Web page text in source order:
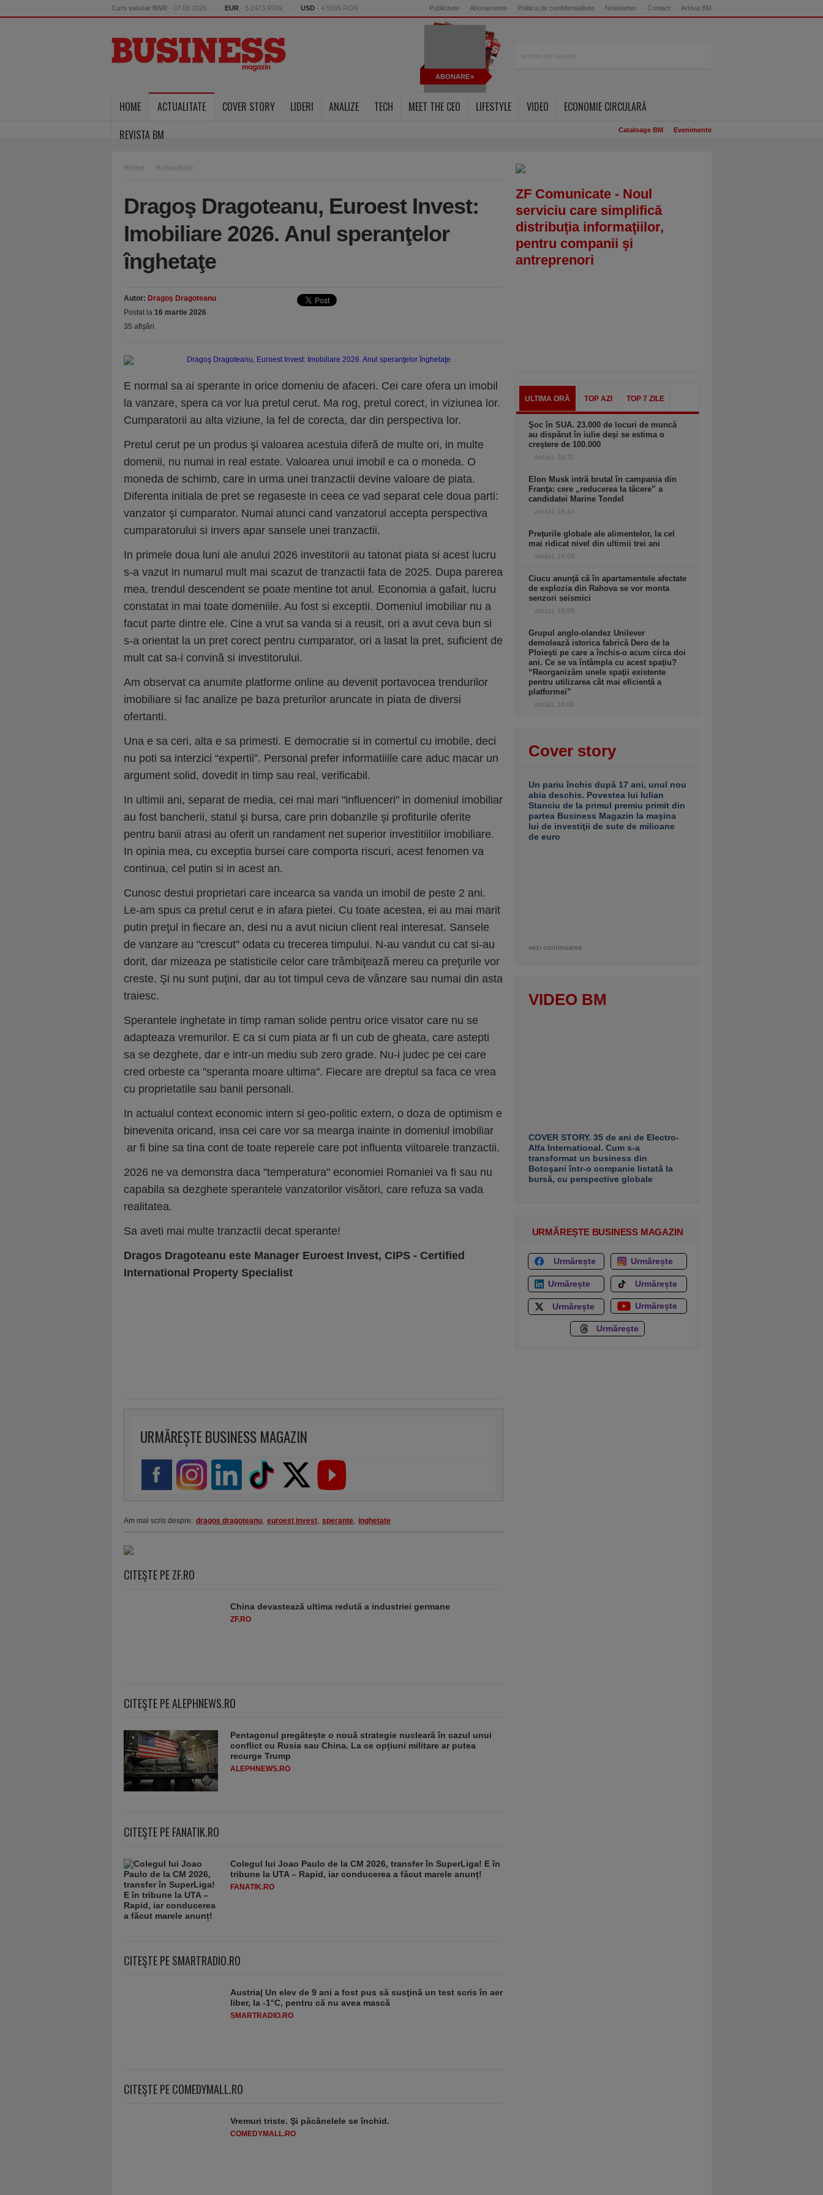
Curs valutar BNR - 07.08.2026 EUR - 5.2473 RON USD - 4.5595 RON Publicitate Abonamente Politica de confidentialitate Newsletter Contact Arhiva BM
ABONARE
HOME ACTUALITATE COVER STORY LIDERI ANALIZE TECH MEET THE CEO LIFESTYLE VIDEO
ECONOMIE CIRCULARĂ
REVISTA BM
Cataloage BM Evenimente
Home Actualitate
Dragoş Dragoteanu, Euroest Invest:
Imobiliare 2026. Anul speranţelor
înghetaţe
Autor: Dragoş Dragoteanu
Postat la 16 martie 2026
35 afişări
E normal sa ai sperante in orice domeniu de afaceri. Cei care ofera un imobil
la vanzare, spera ca vor lua pretul cerut. Ma rog, pretul corect, in viziunea lor.
Cumparatorii au alta viziune, la fel de corecta, dar din perspectiva lor.
Pretul cerut pe un produs şi valoarea acestuia diferă de multe ori, in multe
domenii, nu numai in real estate. Valoarea unui imobil e ca o moneda. O
moneda de schimb, care in urma unei tranzactii devine valoare de piata.
Diferenta initiala de pret se regaseste in ceea ce vad separat cele doua parti:
vanzator şi cumparator. Numai atunci cand vanzatorul accepta perspectiva
cumparatorului si invers apar sansele unei tranzactii.
In primele doua luni ale anului 2026 investitorii au tatonat piata si acest lucru
s-a vazut in numarul mult mai scazut de tranzactii fata de 2025. Dupa parerea
mea, trendul descendent se poate mentine tot anul. Economia a gafait, lucru
constatat in mai toate domeniile. Au fost si exceptii. Domeniul imobiliar nu a
facut parte dintre ele. Cine a vrut sa vanda si a reusit, ori a avut ceva bun si
s-a orientat la un pret corect pentru cumparator, ori a lasat la pret, suficient de
mult cat sa-i convină si investitorului.
Am observat ca anumite platforme online au devenit portavocea trendurilor
imobiliare si fac analize pe baza preturilor aruncate in piata de diversi
ofertanti.
Una e sa ceri, alta e sa primesti. E democratie si in comertul cu imobile, deci
nu poti sa interzici “expertii”. Personal prefer informatiiile care aduc macar un
argument solid, dovedit in timp sau real, verificabil.
In ultimii ani, separat de media, cei mai mari "influenceri" in domeniul imobiliar
au fost bancherii, statul şi bursa, care prin dobanzile şi profiturile oferite
pentru banii atrasi au oferit un randament net superior investitiilor imobiliare.
In opinia mea, cu exceptia bursei care comporta riscuri, acest fenomen va
continua, cel putin si in acest an.
Cunosc destui proprietari care incearca sa vanda un imobil de peste 2 ani.
Le-am spus ca pretul cerut e in afara pietei. Cu toate acestea, ei au mai marit
putin preţul in fiecare an, desi nu a avut niciun client real interesat. Sansele
de vanzare au "crescut" odata cu trecerea timpului. N-au vandut cu cat si-au
dorit, dar mizeaza pe statisticile celor care trâmbiţează mereu ca preţurile vor
creste. Şi nu sunt puţini, dar au tot timpul ceva de vânzare sau numai din asta
traiesc.
Sperantele inghetate in timp raman solide pentru orice visator care nu se
adapteaza vremurilor. E ca si cum piata ar fi un cub de gheata, care astepti
sa se dezghete, dar e intr-un mediu sub zero grade. Nu-i judec pe cei care
cred orbeste ca "speranta moare ultima". Fiecare are dreptul sa faca ce vrea
cu proprietatile sau banii personali.
In actualul context economic intern si geo-politic extern, o doza de optimism e
binevenita oricand, insa cei care vor sa mearga inainte in domeniul imobiliar
ar fi bine sa tina cont de toate reperele care pot influenta viitoarele tranzactii.
2026 ne va demonstra daca "temperatura" economiei Romaniei va fi sau nu
capabila sa dezghete sperantele vanzatorilor visători, care refuza sa vada
realitatea.
Sa aveti mai multe tranzactii decat sperante!
Dragos Dragoteanu este Manager Euroest Invest, CIPS - Certified
International Property Specialist
URMĂREȘTE BUSINESS MAGAZIN
Am mai scris despre: dragos dragoteanu, euroest invest, sperante, inghetate
CITEŞTE PE ZF.RO
China devastează ultima redută a industriei germane
ZF.RO
CITEŞTE PE ALEPHNEWS.RO
Pentagonul pregătește o nouă strategie nucleară în cazul unui
conflict cu Rusia sau China. La ce opțiuni militare ar putea
recurge Trump
ALEPHNEWS.RO
CITEŞTE PE FANATIK.RO
Colegul lui Joao Paulo de la CM 2026, transfer în SuperLiga! E în
tribune la UTA – Rapid, iar conducerea a făcut marele anunț!
FANATIK.RO
CITEŞTE PE SMARTRADIO.RO
Austria| Un elev de 9 ani a fost pus să susţină un test scris în aer
liber, la -1°C, pentru că nu avea mască
SMARTRADIO.RO
CITEŞTE PE COMEDYMALL.RO
Vremuri triste. Şi păcănelele se închid.
COMEDYMALL.RO
ZF Comunicate - Noul
serviciu care simplifică
distribuţia informaţiilor,
pentru companii şi
antreprenori
ULTIMA ORĂ TOP AZI TOP 7 ZILE
Şoc în SUA. 23.000 de locuri de muncă
au dispărut în iulie deşi se estima o
creştere de 100.000
astăzi, 18:11
Elon Musk intră brutal în campania din
Franţa: cere „reducerea la tăcere” a
candidatei Marine Tondel
astăzi, 18:10
Preţurile globale ale alimentelor, la cel
mai ridicat nivel din ultimii trei ani
astăzi, 18:09
Ciucu anunţă că în apartamentele afectate
de explozia din Rahova se vor monta
senzori seismici
astăzi, 18:09
Grupul anglo-olandez Unilever
demolează istorica fabrică Dero de la
Ploieşti pe care a închis-o acum circa doi
ani. Ce se va întâmpla cu acest spaţiu?
“Reorganizăm unele spaţii existente
pentru utilizarea cât mai eficientă a
platformei”
astăzi, 18:08
Cover story
Un pariu închis după 17 ani, unul nou
abia deschis. Povestea lui Iulian
Stanciu de la primul premiu primit din
partea Business Magazin la maşina
lui de investiţii de sute de milioane
de euro
vezi continuarea
VIDEO BM
COVER STORY. 35 de ani de Electro-
Alfa International. Cum s-a
transformat un business din
Botoşani într-o companie listată la
bursă, cu perspective globale
URMĂREȘTE BUSINESS MAGAZIN
Urmărește Urmărește
Urmărește Urmărește
Urmărește Urmărește
Urmărește